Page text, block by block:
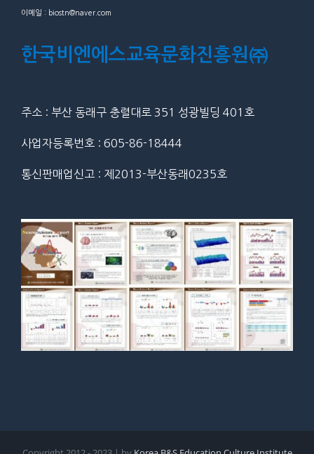
이메일 : biostn@naver.com
한국비엔에스교육문화진흥원㈜
주소 : 부산 동래구 충렬대로 351 성광빌딩 401호
사업자등록번호 : 605-86-18444
통신판매업신고 : 제2013-부산동래0235호